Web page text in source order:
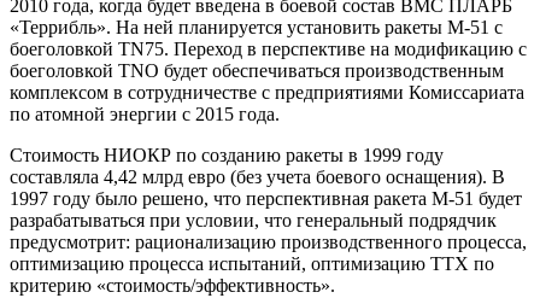
2010 года, когда будет введена в боевой состав ВМС ПЛАРБ
«Террибль». На ней планируется установить ракеты М-51 с
боеголовкой TN75. Переход в перспективе на модификацию с
боеголовкой TNO будет обеспечиваться производственным
комплексом в сотрудничестве с предприятиями Комиссариата
по атомной энергии с 2015 года.
Стоимость НИОКР по созданию ракеты в 1999 году
составляла 4,42 млрд евро (без учета боевого оснащения). В
1997 году было решено, что перспективная ракета М-51 будет
разрабатываться при условии, что генеральный подрядчик
предусмотрит: рационализацию производственного процесса,
оптимизацию процесса испытаний, оптимизацию ТТХ по
критерию «стоимость/эффективность».